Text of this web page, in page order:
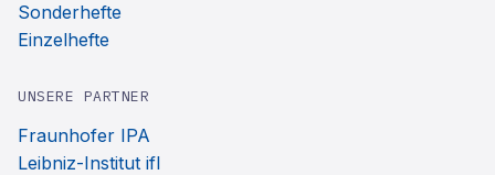
Sonderhefte
Einzelhefte
UNSERE PARTNER
Fraunhofer IPA
Leibniz-Institut ifl